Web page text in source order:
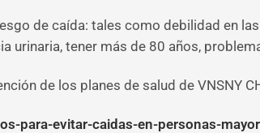
de caída: tales como debilidad en
urinaria, tener más de 80 años,
de los planes de salud de VNSNY
para-evitar-caidas-en-personas-